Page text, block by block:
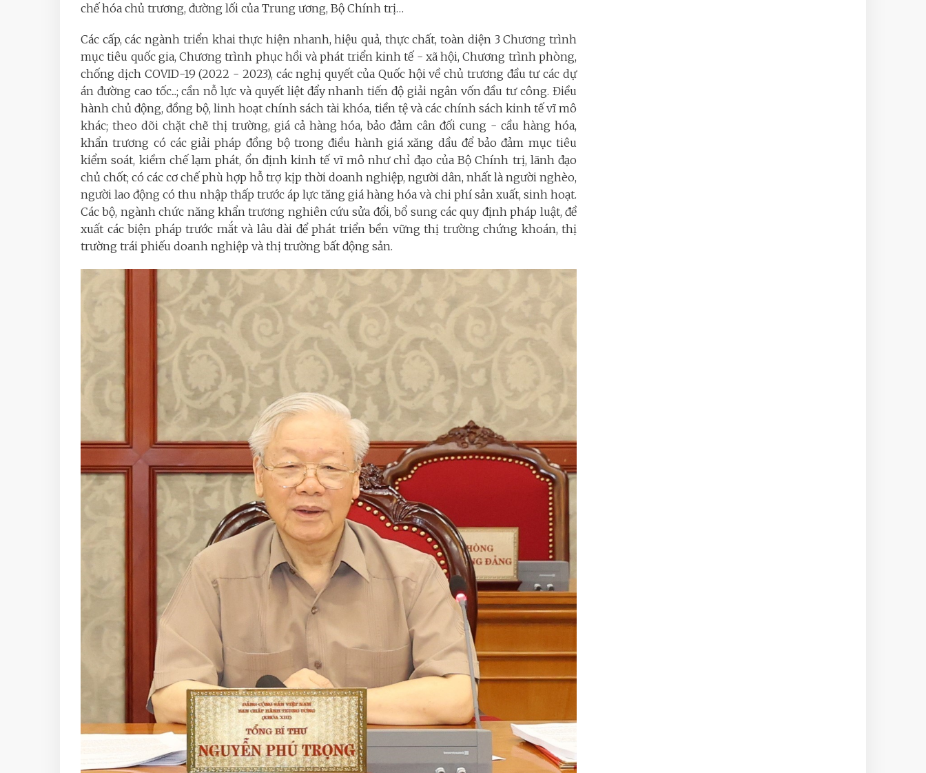
chế hóa chủ trương, đường lối của Trung ương, Bộ Chính trị…
Các cấp, các ngành triển khai thực hiện nhanh, hiệu quả, thực chất, toàn diện 3 Chương trình
mục tiêu quốc gia, Chương trình phục hồi và phát triển kinh tế - xã hội, Chương trình phòng,
chống dịch COVID-19 (2022 - 2023), các nghị quyết của Quốc hội về chủ trương đầu tư các dự
án đường cao tốc...; cần nỗ lực và quyết liệt đẩy nhanh tiến độ giải ngân vốn đầu tư công. Điều
hành chủ động, đồng bộ, linh hoạt chính sách tài khóa, tiền tệ và các chính sách kinh tế vĩ mô
khác; theo dõi chặt chẽ thị trường, giá cả hàng hóa, bảo đảm cân đối cung - cầu hàng hóa,
khẩn trương có các giải pháp đồng bộ trong điều hành giá xăng dầu để bảo đảm mục tiêu
kiểm soát, kiềm chế lạm phát, ổn định kinh tế vĩ mô như chỉ đạo của Bộ Chính trị, lãnh đạo
chủ chốt; có các cơ chế phù hợp hỗ trợ kịp thời doanh nghiệp, người dân, nhất là người nghèo,
người lao động có thu nhập thấp trước áp lực tăng giá hàng hóa và chi phí sản xuất, sinh hoạt.
Các bộ, ngành chức năng khẩn trương nghiên cứu sửa đổi, bổ sung các quy định pháp luật, đề
xuất các biện pháp trước mắt và lâu dài để phát triển bền vững thị trường chứng khoán, thị
trường trái phiếu doanh nghiệp và thị trường bất động sản.